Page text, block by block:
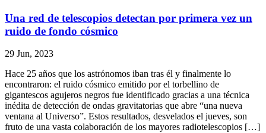
Una red de telescopios detectan por primera vez un
ruido de fondo cósmico
29 Jun, 2023
Hace 25 años que los astrónomos iban tras él y finalmente lo
encontraron: el ruido cósmico emitido por el torbellino de
gigantescos agujeros negros fue identificado gracias a una técnica
inédita de detección de ondas gravitatorias que abre “una nueva
ventana al Universo”. Estos resultados, desvelados el jueves, son
fruto de una vasta colaboración de los mayores radiotelescopios […]